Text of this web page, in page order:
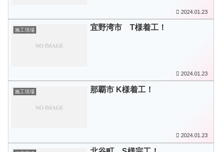
2024.01.23
施工現場 宜野湾市 T様着工！
2024.01.23
施工現場 那覇市 K様着工！
2024.01.23